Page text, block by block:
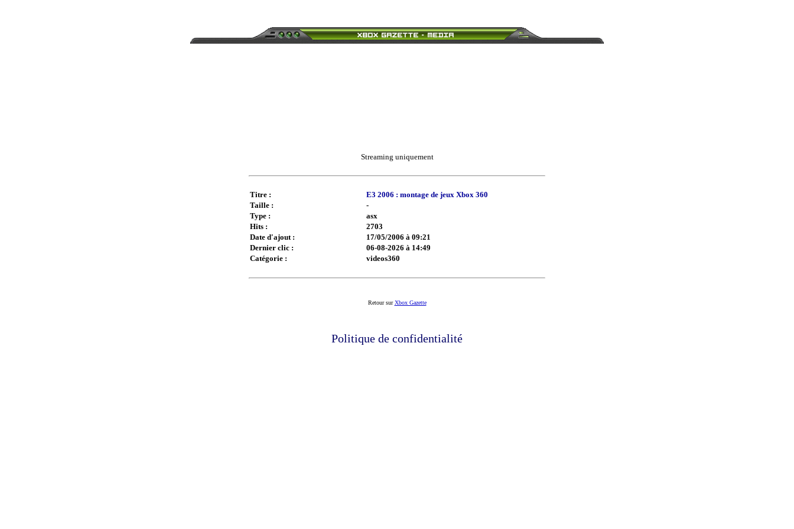
Streaming uniquement
Titre :
E3 2006 : montage de jeux Xbox 360
Taille :
-
Type :
asx
Hits :
2703
Date d'ajout :
17/05/2006 à 09:21
Dernier clic :
06-08-2026 à 14:49
Catégorie :
videos360
Retour surXbox Gazette
Politique de confidentialité